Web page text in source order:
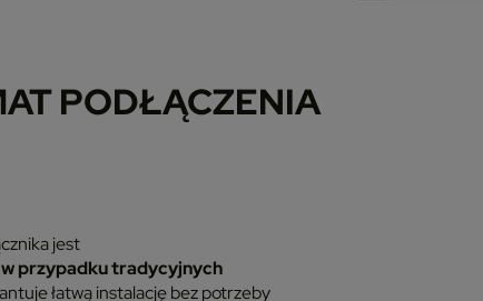
PODŁĄCZENIA
jest
przypadku tradycyjnych
łatwą instalację bez potrzeby